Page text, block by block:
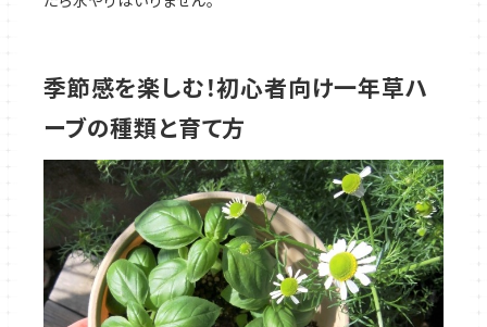
季節感を楽しむ！初心者向け一年草ハ
ーブの種類と育て方